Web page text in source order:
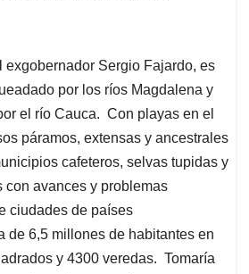
exgobernador Sergio Fajardo, es
por los ríos Magdalena y
el río Cauca. Con playas en el
páramos, extensas y ancestrales
cafeteros, selvas tupidas y
con avances y problemas
ciudades de países
de 6,5 millones de habitantes en
y 4300 veredas. Tomaría